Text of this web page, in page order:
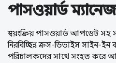
পাসওয়ার্ড
স্বয়ংক্রিয় পাসওয়ার্ড আপডেট সহ
নিরবিচ্ছিন্ন ক্রস-ডিভাইস সাইন-
পরিচালকদের সাথে সংহত করে